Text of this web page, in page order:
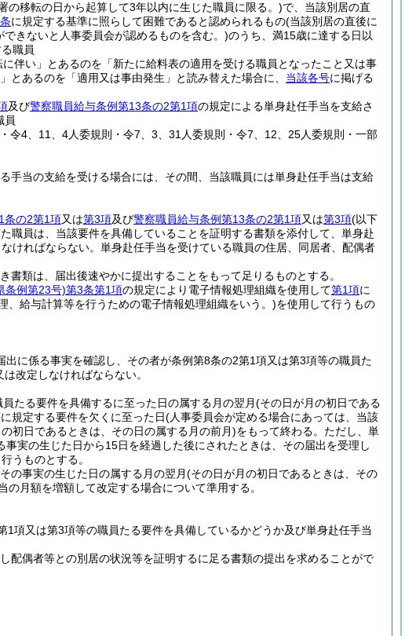
の移転の日から起算して3年以内に生じた職員に限る。)で、当該別居の直
に規定する基準に照らして困難であると認められるもの(当該別居の直後に
きないと人事委員会が認めるものを含む。)のうち、満15歳に達する日以
職員
伴い」とあるのを「新たに給料表の適用を受ける職員となったこと又は事
あるのを「適用又は事由発生」と読み替えた場合に、 当該各号に掲げる
及び警察職員給与条例第13条の2第1項の規定による単身赴任手当を支給さ
員
4、11、4人委規則・令7、3、31人委規則・令7、12、25人委規則・一部
手当の支給を受ける場合には、その間、当該職員には単身赴任手当は支給
条の2第1項又は第3項及び警察職員給与条例第13条の2第1項又は第3項(以下
職員は、当該要件を具備していることを証明する書類を添付して、単身赴
ければならない。 単身赴任手当を受けている職員の住居、同居者、配偶者
類は、届出後速やかに提出することをもって足りるものとする。
条例第23号)第3条第1項の規定により電子情報処理組織を使用して第1項に
、給与計算等を行うための電子情報処理組織をいう。)を使用して行うもの
に係る事実を確認し、その者が条例第8条の2第1項又は第3項等の職員た
改定しなければならない。
たる要件を具備するに至った日の属する月の翌月(その日が月の初日である
規定する要件を欠くに至った日(人事委員会が定める場合にあっては、当該
初日であるときは、その日の属する月の前月)をもって終わる。 ただし、単
事実の生じた日から15日を経過した後にされたときは、その届出を受理し
うものとする。
の事実の生じた日の属する月の翌月(その日が月の初日であるときは、その
の月額を増額して改定する場合について準用する。
項又は第3項等の職員たる要件を具備しているかどうか及び単身赴任手当
配偶者等との別居の状況等を証明するに足る書類の提出を求めることがで